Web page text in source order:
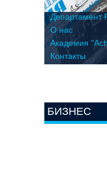
Департамент
О нас
Академия
Контакты
БИЗНЕС